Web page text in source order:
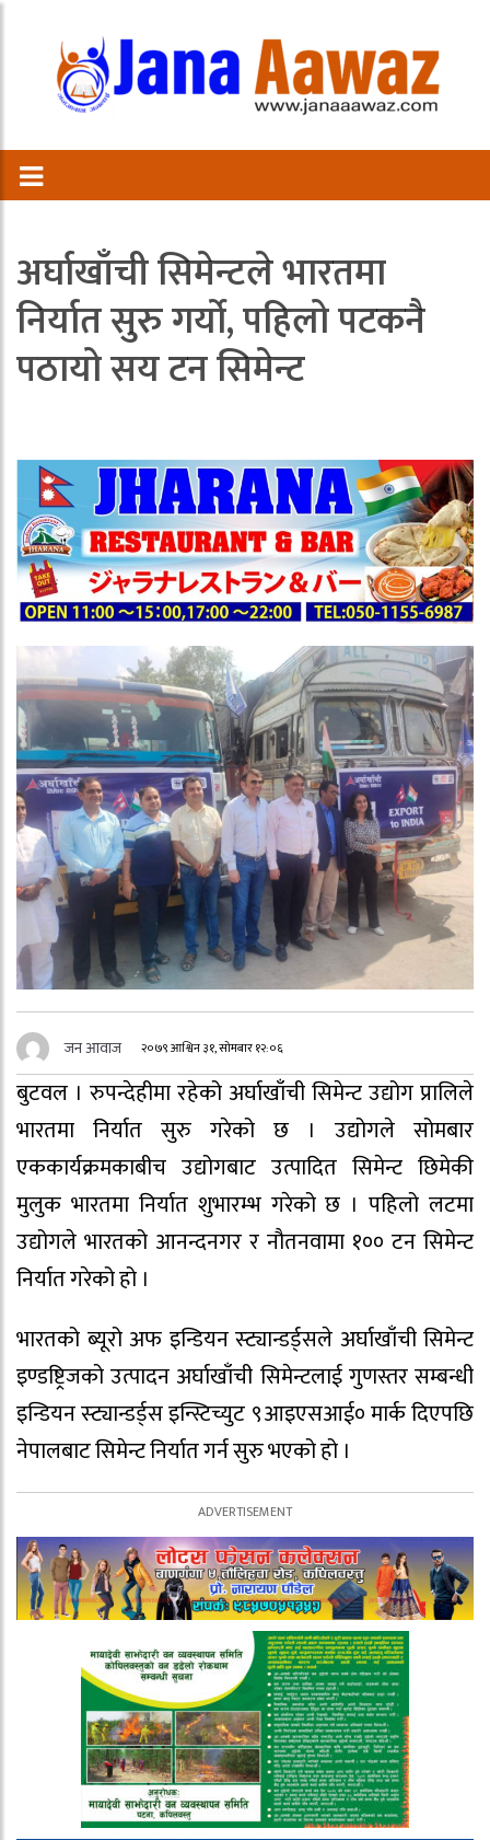
अर्घाखाँची सिमेन्टले भारतमा
निर्यात सुरु गर्यो, पहिलो पटकनै
पठायो सय टन सिमेन्ट
जन आवाज २०७९ आश्विन ३१, सोमबार १२:०६
बुटवल । रुपन्देहीमा रहेको अर्घाखाँची सिमेन्ट उद्योग प्रालिले
भारतमा निर्यात सुरु गरेको छ । उद्योगले सोमबार
एककार्यक्रमकाबीच उद्योगबाट उत्पादित सिमेन्ट छिमेकी
मुलुक भारतमा निर्यात शुभारम्भ गरेको छ । पहिलो लटमा
उद्योगले भारतको आनन्दनगर र नौतनवामा १०० टन सिमेन्ट
निर्यात गरेको हो ।
भारतको ब्यूरो अफ इन्डियन स्ट्यान्डर्ड्सले अर्घाखाँची सिमेन्ट
इण्डष्ट्रिजको उत्पादन अर्घाखाँची सिमेन्टलाई गुणस्तर सम्बन्धी
इन्डियन स्ट्यान्डर्ड्स इन्स्टिच्युट ९आइएसआई० मार्क दिएपछि
नेपालबाट सिमेन्ट निर्यात गर्न सुरु भएको हो ।